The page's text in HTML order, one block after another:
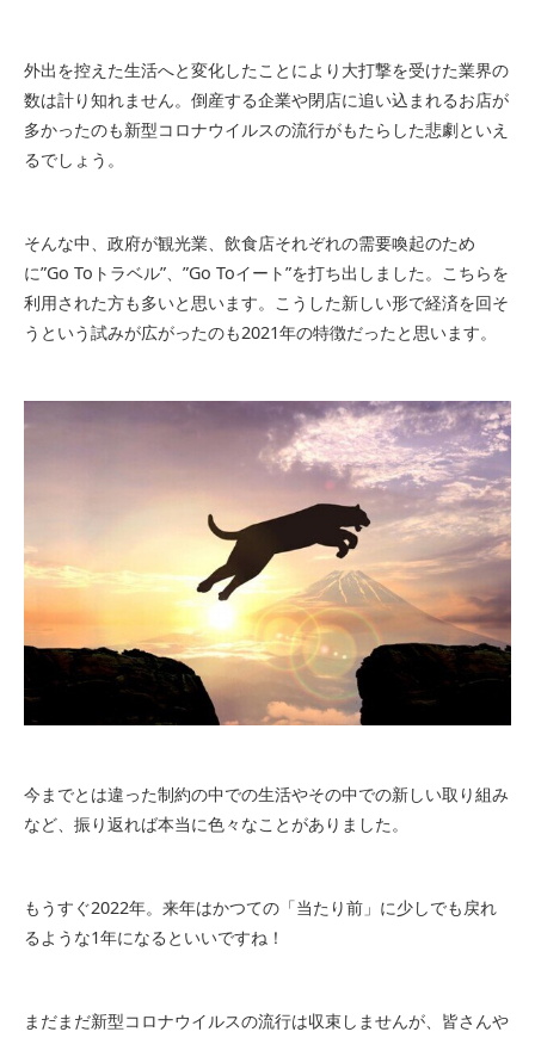
外出を控えた生活へと変化したことにより大打撃を受けた業界の
数は計り知れません。倒産する企業や閉店に追い込まれるお店が
多かったのも新型コロナウイルスの流行がもたらした悲劇といえ
るでしょう。
そんな中、政府が観光業、飲食店それぞれの需要喚起のため
に”Go Toトラベル”、”Go Toイート”を打ち出しました。こちらを
利用された方も多いと思います。こうした新しい形で経済を回そ
うという試みが広がったのも2021年の特徴だったと思います。
今までとは違った制約の中での生活やその中での新しい取り組み
など、振り返れば本当に色々なことがありました。
もうすぐ2022年。来年はかつての「当たり前」に少しでも戻れ
るような1年になるといいですね！
まだまだ新型コロナウイルスの流行は収束しませんが、皆さんや